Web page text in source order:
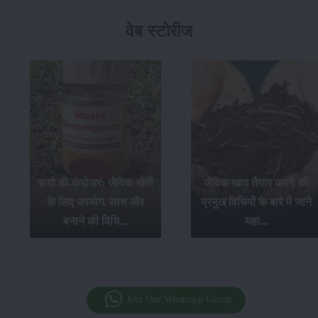
जैविक खाद तैयार करने की
प्रमुख विधियों के बारे में जाने
से
Join Our Whatsapp Group